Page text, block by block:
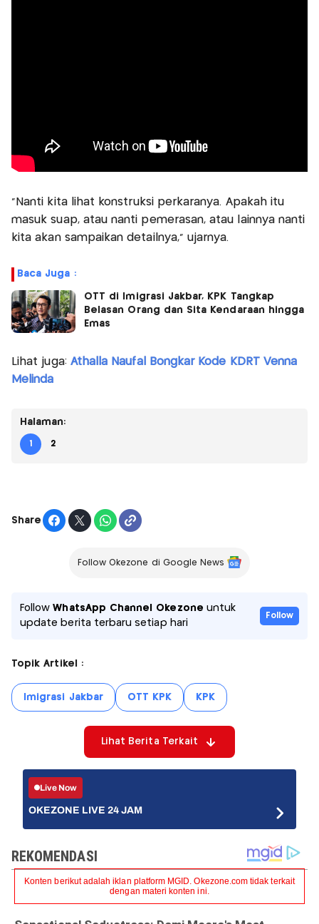
"Nanti kita lihat konstruksi perkaranya. Apakah itu
masuk suap, atau nanti pemerasan, atau lainnya nanti
kita akan sampaikan detailnya," ujarnya.
Baca Juga :
OTT di Imigrasi Jakbar, KPK Tangkap
Belasan Orang dan Sita Kendaraan hingga
Emas
Lihat juga: Athalla Naufal Bongkar Kode KDRT Venna
Melinda
Halaman:
1 2
Share
Follow Okezone di Google News
FollowWhatsApp Channel Okezone untuk
update berita terbaru setiap hari
Follow
Topik Artikel :
Imigrasi Jakbar OTT KPK KPK
Lihat Berita Terkait
Live Now
OKEZONE LIVE 24 JAM